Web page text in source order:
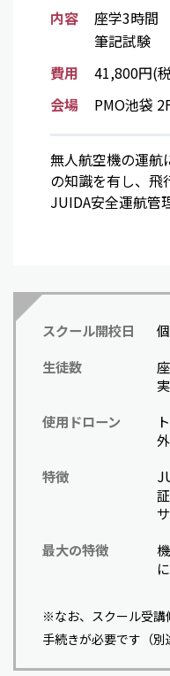
内容
座学3時間
筆記試験
費用
41,800円(
会場
PMO池袋
無人航空機の運航
の知識を有し、飛
JUIDA安全運航管
スクール開校日
生徒数
使用ドローン
特徴
最大の特徴
※なお、スクール受講
手続きが必要です（別